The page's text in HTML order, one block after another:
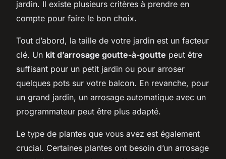
jardin. Il existe plusieurs critères à prendre en
compte pour faire le bon choix.
Tout d’abord, la taille de votre jardin est un facteur
clé. Un kit d’arrosage goutte-à-goutte peut être
suffisant pour un petit jardin ou pour arroser
quelques pots sur votre balcon. En revanche, pour
un grand jardin, un arrosage automatique avec un
programmateur peut être plus adapté.
Le type de plantes que vous avez est également
crucial. Certaines plantes ont besoin d’un arrosage